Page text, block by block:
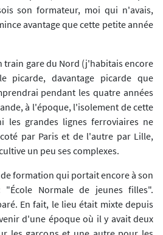
son formateur, moi qui n'avais,
avantage que cette petite année
train gare du Nord (j'habitais encore
picarde, davantage picarde que
pendant les quatre années
à l'époque, l'isolement de cette
grandes lignes ferroviaires ne
par Paris et de l'autre par Lille,
un peu ses complexes.
formation qui portait encore à son
Normale de jeunes filles".
En fait, le lieu était mixte depuis
d'une époque où il y avait deux